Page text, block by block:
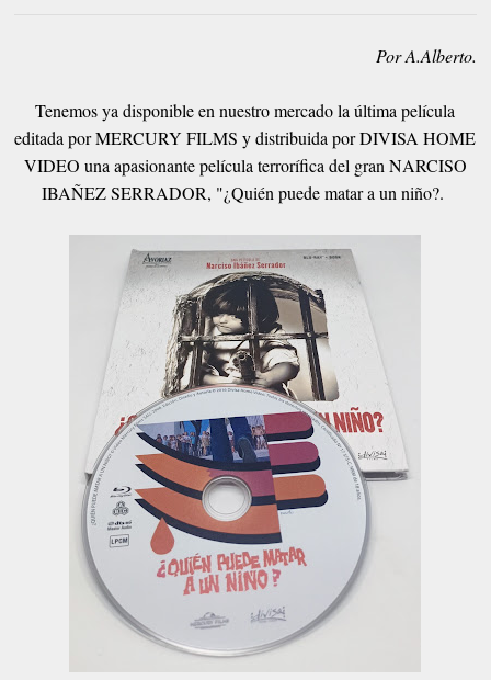
Por A.Alberto.
Tenemos ya disponible en nuestro mercado la última película
editada por MERCURY FILMS y distribuida por DIVISA HOME
VIDEO una apasionante película terrorífica del gran NARCISO
IBAÑEZ SERRADOR, "¿Quién puede matar a un niño?.